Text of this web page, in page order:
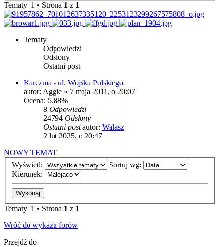
Tematy: 1 • Strona 1 z 1
Tematy
Odpowiedzi
Odsłony
Ostatni post
Karczma - ul. Wojska Polskiego
autor: Aggie » 7 maja 2011, o 20:07
Ocena: 5.88%
8 Odpowiedzi
24794 Odsłony
Ostatni postautor: Wałasz
2 lut 2025, o 20:47
NOWY TEMAT
Wyświetl:
Sortuj wg:
Kierunek:
Tematy: 1 • Strona 1 z 1
Wróć do wykazu forów
Przejdź do